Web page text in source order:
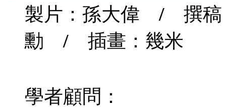
製片：孫大偉 / 撰
勳 / 插畫：幾米
學者顧問：